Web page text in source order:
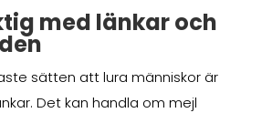
med länkar och
sätten att lura människor är
Det kan handla om mejl